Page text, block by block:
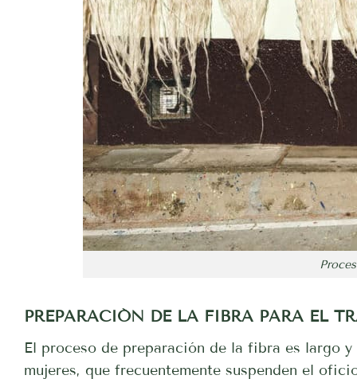
PREPARACIÓN DE LA FIBRA PARA EL
El proceso de preparación de la fibra es largo
mujeres, que frecuentemente suspenden el